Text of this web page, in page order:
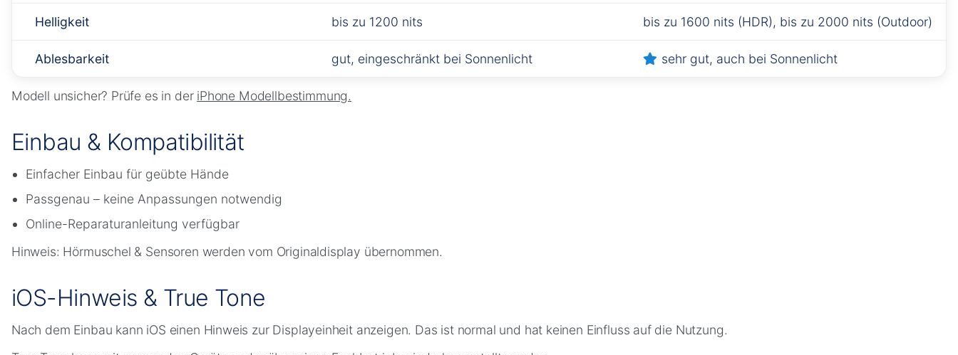
Helligkeit bis zu 1200 nits bis zu 1600 nits (HDR), bis zu 2000 nits (Outdoor)
Ablesbarkeit gut, eingeschränkt bei Sonnenlicht sehr gut, auch bei Sonnenlicht
Modell unsicher? Prüfe es in der iPhone Modellbestimmung.
Einbau & Kompatibilität
Einfacher Einbau für geübte Hände
Passgenau – keine Anpassungen notwendig
Online-Reparaturanleitung verfügbar
Hinweis: Hörmuschel & Sensoren werden vom Originaldisplay übernommen.
iOS-Hinweis & True Tone
Nach dem Einbau kann iOS einen Hinweis zur Displayeinheit anzeigen. Das ist normal und hat keinen Einfluss auf die Nutzung.